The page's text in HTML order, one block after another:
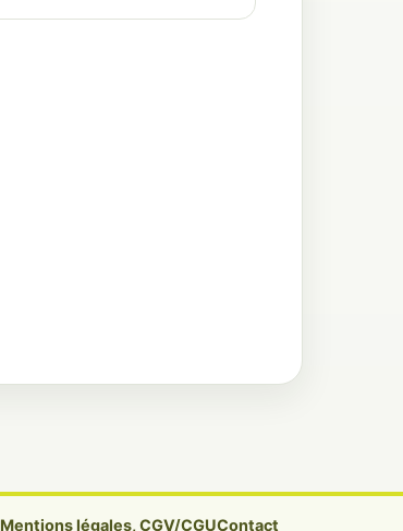
Mentions légales, CGV/CGUContact